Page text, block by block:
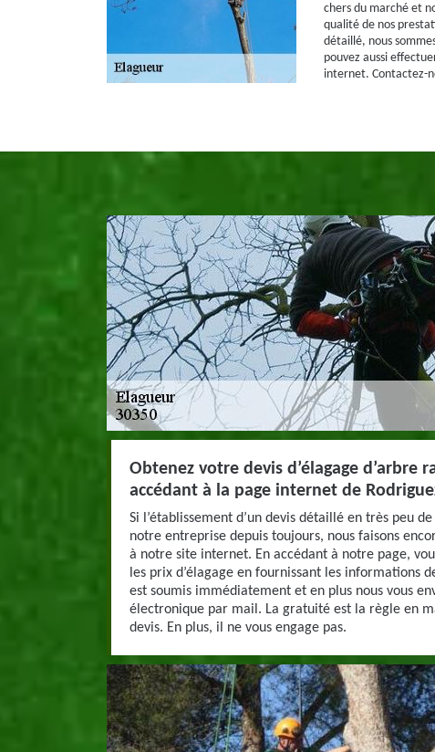
chers du marché et
qualité de nos
détaillé, nous
pouvez aussi
internet. Contactez-
Obtenez votre devis d’élagage d’arbre
accédant à la page internet de
Si l’établissement d’un devis détaillé en très peu
notre entreprise depuis toujours, nous faisons
à notre site internet. En accédant à notre page,
les prix d’élagage en fournissant les informations
est soumis immédiatement et en plus nous vous
électronique par mail. La gratuité est la règle en
devis. En plus, il ne vous engage pas.